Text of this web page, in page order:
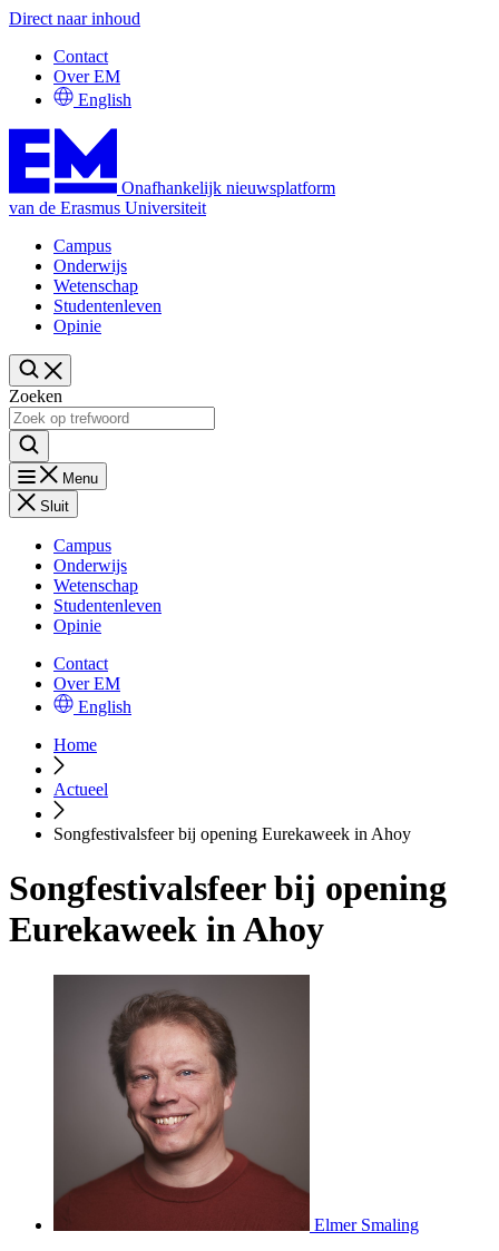
Direct naar inhoud
Contact
Over EM
English
Onafhankelijk nieuwsplatform
van de Erasmus Universiteit
Campus
Onderwijs
Wetenschap
Studentenleven
Opinie
Zoeken
Menu
Sluit
Campus
Onderwijs
Wetenschap
Studentenleven
Opinie
Contact
Over EM
English
Home
Actueel
Songfestivalsfeer bij opening Eurekaweek in Ahoy
Songfestivalsfeer bij opening
Eurekaweek in Ahoy
Elmer Smaling